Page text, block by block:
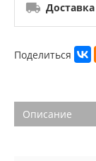
Доставка
Поделиться
Описание